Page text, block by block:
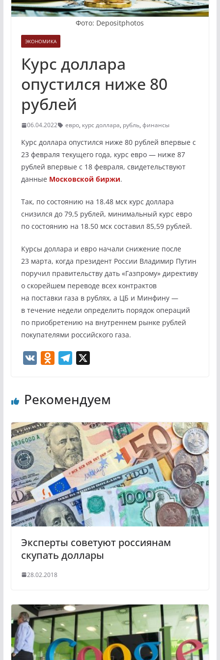
Фото: Depositphotos
ЭКОНОМИКА
Курс доллара
опустился ниже 80
рублей
06.04.2022 евро, курс доллара, рубль, финансы
Курс доллара опустился ниже 80 рублей впервые с
23 февраля текущего года, курс евро — ниже 87
рублей впервые с 18 февраля, свидетельствуют
данные Московской биржи.
Так, по состоянию на 18.48 мск курс доллара
снизился до 79,5 рублей, минимальный курс евро
по состоянию на 18.50 мск составил 85,59 рублей.
Курсы доллара и евро начали снижение после
23 марта, когда президент России Владимир Путин
поручил правительству дать «Газпрому» директиву
о скорейшем переводе всех контрактов
на поставки газа в рублях, а ЦБ и Минфину —
в течение недели определить порядок операций
по приобретению на внутреннем рынке рублей
покупателями российского газа.
o
l
a
s
s
n
i
k
i
e
r
a
m
Рекомендуем
Эксперты советуют россиянам
скупать доллары
28.02.2018